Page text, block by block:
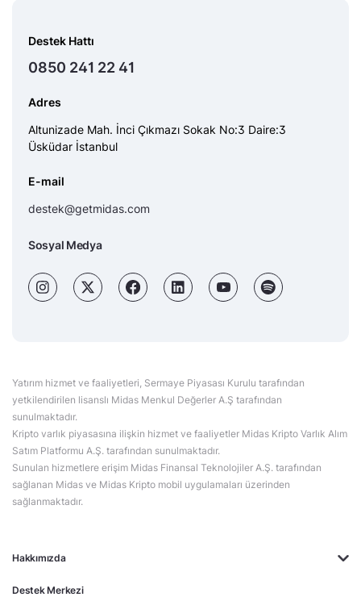
Hakkımızda
Destek Merkezi
Destek Hattı
0850 241 22 41
Adres
Altunizade Mah. İnci Çıkmazı Sokak No:3 Daire:3
Üsküdar İstanbul
E-mail
destek@getmidas.com
Sosyal Medya
Yatırım hizmet ve faaliyetleri, Sermaye Piyasası Kurulu tarafından
yetkilendirilen lisanslı Midas Menkul Değerler A.Ş tarafından
sunulmaktadır.
Kripto varlık piyasasına ilişkin hizmet ve faaliyetler Midas Kripto Varlık Alım
Satım Platformu A.Ş. tarafından sunulmaktadır.
Sunulan hizmetlere erişim Midas Finansal Teknolojiler A.Ş. tarafından
sağlanan Midas ve Midas Kripto mobil uygulamaları üzerinden
sağlanmaktadır.